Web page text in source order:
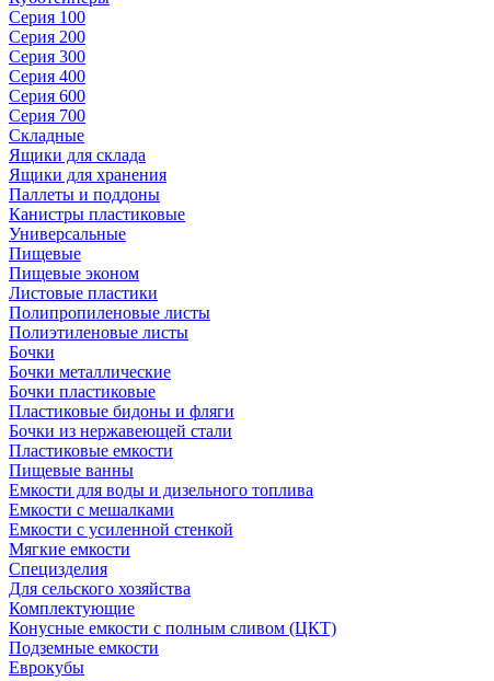
Серия 100
Серия 200
Серия 300
Серия 400
Серия 600
Серия 700
Складные
Ящики для склада
Ящики для хранения
Паллеты и поддоны
Канистры пластиковые
Универсальные
Пищевые
Пищевые эконом
Листовые пластики
Полипропиленовые листы
Полиэтиленовые листы
Бочки
Бочки металлические
Бочки пластиковые
Пластиковые бидоны и фляги
Бочки из нержавеющей стали
Пластиковые емкости
Пищевые ванны
Емкости для воды и дизельного топлива
Емкости с мешалками
Емкости с усиленной стенкой
Мягкие емкости
Специзделия
Для сельского хозяйства
Комплектующие
Конусные емкости с полным сливом (ЦКТ)
Подземные емкости
Еврокубы